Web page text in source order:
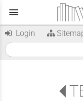
menu
Login